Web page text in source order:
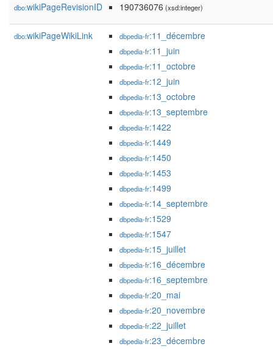
dbo:wikiPageRevisionID 190736076 (xsd:integer)
dbo:wikiPageWikiLink dbpedia-fr:11_décembre
dbpedia-fr:11_juin
dbpedia-fr:11_octobre
dbpedia-fr:12_juin
dbpedia-fr:13_octobre
dbpedia-fr:13_septembre
dbpedia-fr:1422
dbpedia-fr:1449
dbpedia-fr:1450
dbpedia-fr:1453
dbpedia-fr:1499
dbpedia-fr:14_septembre
dbpedia-fr:1529
dbpedia-fr:1547
dbpedia-fr:15_juillet
dbpedia-fr:16_décembre
dbpedia-fr:16_septembre
dbpedia-fr:20_mai
dbpedia-fr:20_novembre
dbpedia-fr:22_juillet
dbpedia-fr:23_décembre